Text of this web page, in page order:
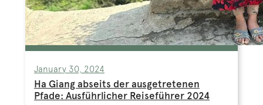
January 30, 2024
Ha Giang abseits der ausgetretenen
Pfade: Ausführlicher Reiseführer 2024